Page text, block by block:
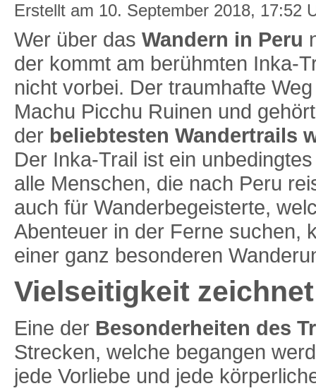
Erstellt am 10. September 2018, 17:52
Wer über das Wandern in Peru
der kommt am berühmten Inka-
nicht vorbei. Der traumhafte
Machu Picchu Ruinen und
der beliebtesten Wandertrails
Der Inka-Trail ist ein
alle Menschen, die nach Peru
auch für Wanderbegeisterte,
Abenteuer in der Ferne suchen,
einer ganz besonderen
Vielseitigkeit
Eine der Besonderheiten des
Strecken, welche begangen
jede Vorliebe und jede